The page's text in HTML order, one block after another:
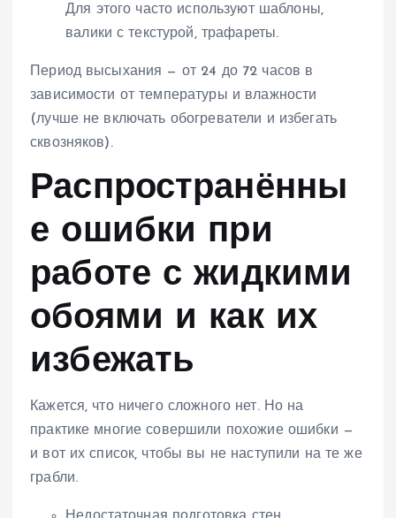
Для этого часто используют шаблоны,
валики с текстурой, трафареты.
Период высыхания — от 24 до 72 часов в
зависимости от температуры и влажности
(лучше не включать обогреватели и избегать
сквозняков).
Распространённы
е ошибки при
работе с жидкими
обоями и как их
избежать
Кажется, что ничего сложного нет. Но на
практике многие совершили похожие ошибки —
и вот их список, чтобы вы не наступили на те же
грабли.